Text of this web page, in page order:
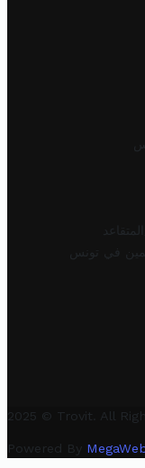
في تونس
2025 © Trovit. All
Powered By